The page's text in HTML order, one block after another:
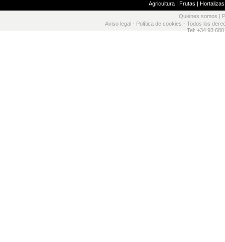
Agricultura| Frutas | Hortalizas
Quiénes somos
Aviso legal - Política de cookies - Todos los
Tel: +34 93